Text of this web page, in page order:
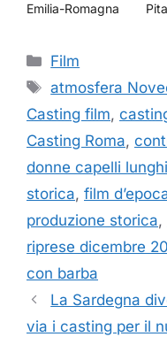
Emilia-Romagna
Categorie
Film
Tag
atmosfera
Casting film,
Casting Roma,
donne capelli lunghi
storica, film
produzione storica,
riprese dicembre
con barba
La Sardegna
via i casting per il